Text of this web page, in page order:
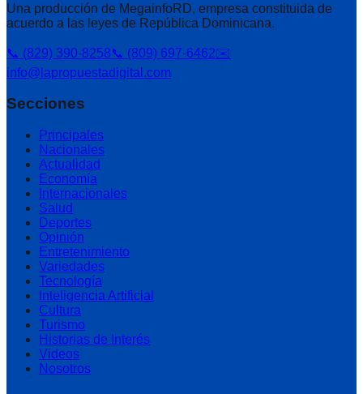
Una producción de MegainfoRD, empresa constituida de
acuerdo a las leyes de República Dominicana.
📞 (829) 390-8258📞 (809) 697-6462✉️
info@lapropuestadigital.com
Secciones
Principales
Nacionales
Actualidad
Economía
Internacionales
Salud
Deportes
Opinión
Entretenimiento
Variedades
Tecnología
Inteligencia Artificial
Cultura
Turismo
Historias de Interés
Videos
Nosotros